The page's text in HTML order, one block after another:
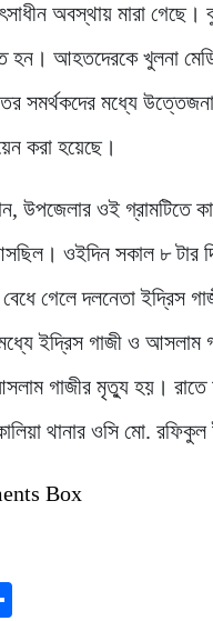
অবস্থায় মারা গেছে।
আহতদেরকে খুলনা
সমর্থকদের মধ্যে
করা হয়েছে।
উপজেলার ওই গ্রামটিতে
ওইদিন সকাল ৮ টার
বেধে গেলে দলনেতা
ইদ্রিস গাজী ও আসলাম
গাজীর মৃত্যু হয়।
থানার ওসি মো.
Box